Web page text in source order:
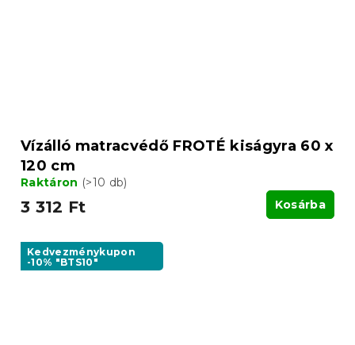
Vízálló matracvédő FROTÉ kiságyra 60 x
120 cm
Raktáron (>10 db)
3 312 Ft Kosárba
Kedvezménykupon
-10% "BTS10"